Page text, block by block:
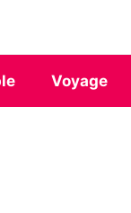
Voyage